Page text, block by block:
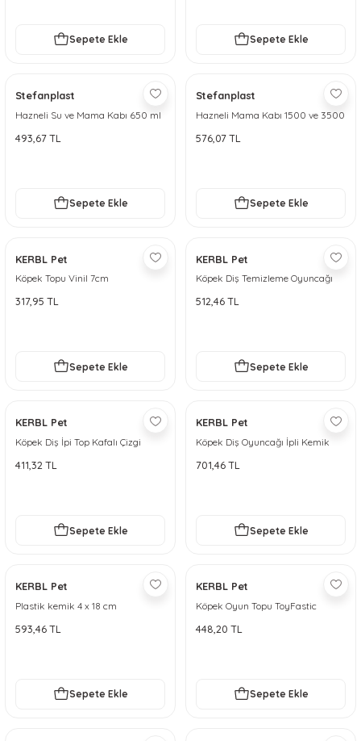
Sepete Ekle Sepete Ekle
Stefanplast
Hazneli Su ve Mama Kabı 650 ml
493,67 TL
Sepete Ekle
Stefanplast
Hazneli Mama Kabı 1500 ve 3500
576,07 TL
Sepete Ekle
KERBL Pet
Köpek Topu Vinil 7cm
317,95 TL
Sepete Ekle
KERBL Pet
Köpek Diş Temizleme Oyuncağı
512,46 TL
Sepete Ekle
KERBL Pet
Köpek Diş İpi Top Kafalı Çizgi
411,32 TL
Sepete Ekle
KERBL Pet
Köpek Diş Oyuncağı İpli Kemik
701,46 TL
Sepete Ekle
KERBL Pet
Plastik kemik 4 x 18 cm
593,46 TL
Sepete Ekle
KERBL Pet
Köpek Oyun Topu ToyFastic
448,20 TL
Sepete Ekle